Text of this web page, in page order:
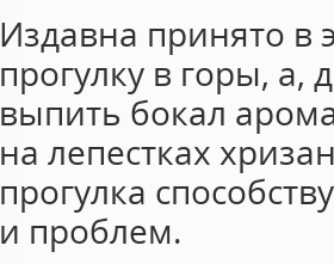
Издавна принято в
прогулку в горы,
выпить бокал
на лепестках
прогулка
и проблем.